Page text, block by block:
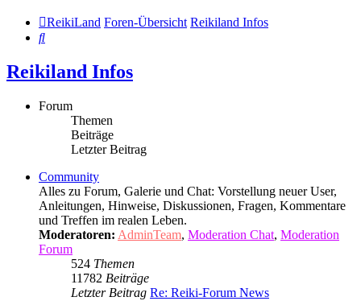
ReikiLand Foren-Übersicht Reikiland Infos
Suche
Reikiland Infos
Forum
Themen
Beiträge
Letzter Beitrag
Community
Alles zu Forum, Galerie und Chat: Vorstellung neuer User,
Anleitungen, Hinweise, Diskussionen, Fragen, Kommentare
und Treffen im realen Leben.
Moderatoren: AdminTeam, Moderation Chat, Moderation
Forum
524 Themen
11782 Beiträge
Letzter Beitrag Re: Reiki-Forum News